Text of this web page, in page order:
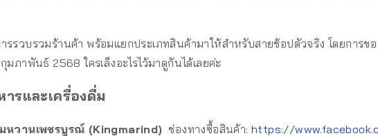
รรวบรวมร้านค้า พร้อมแยกประเภทสินค้ามาให้สำหรับสายช้อปตัวจริง โดยการ
ภาพันธ์ 2568 ใครเล็งอะไรไว้มาดูกันได้เลยค่ะ
รและเครื่องดื่ม
หวานเพชรบูรณ์ (Kingmarind) ช่องทางซื้อสินค้า:https://